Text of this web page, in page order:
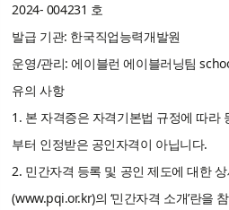
2024- 004231 호
발급 기관: 한국직업능력개발원
운영/관리: 에이블런 에이블러닝팀
유의 사항
1. 본 자격증은 자격기본법 규정에 따라
부터 인정받은 공인자격이 아닙니다.
2. 민간자격 등록 및 공인 제도에 대한
(www.pqi.or.kr)의 ‘민간자격 소개’란을